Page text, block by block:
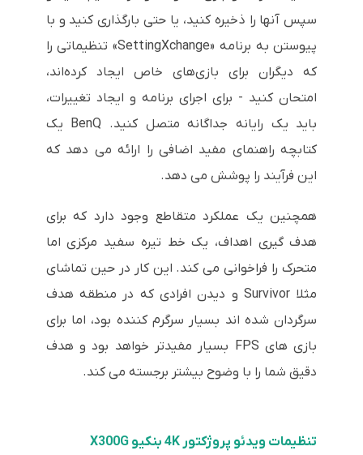
سپس آنها را ذخیره کنید، یا حتی بارگذاری کنید و با
پیوستن به برنامه «SettingXchange» تنظیماتی را
که دیگران برای بازی‌های خاص ایجاد کرده‌اند،
امتحان کنید - برای اجرای برنامه و ایجاد تغییرات،
باید یک رایانه جداگانه متصل کنید. BenQ یک
کتابچه راهنمای مفید اضافی را ارائه می دهد که
این فرآیند را پوشش می دهد.
همچنین یک عملکرد متقاطع وجود دارد که برای
هدف گیری اهداف، یک خط تیره سفید مرکزی اما
متحرک را فراخوانی می کند. این کار در حین تماشای
مثلا Survivor و دیدن افرادی که در منطقه هدف
سرگردان شده اند بسیار سرگرم کننده بود، اما برای
بازی های FPS بسیار مفیدتر خواهد بود و هدف
دقیق شما را با وضوح بیشتر برجسته می کند.
تنظیمات ویدئو پروژکتور 4K بنکیو X300G